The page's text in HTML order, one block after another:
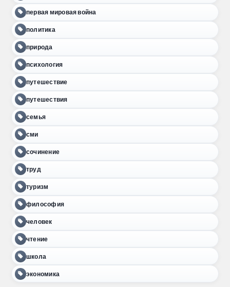
первая мировая война
политика
природа
психология
путешествие
путешествия
семья
сми
сочинение
труд
туризм
философия
человек
чтение
школа
экономика